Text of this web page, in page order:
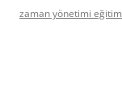
zaman yönetimi